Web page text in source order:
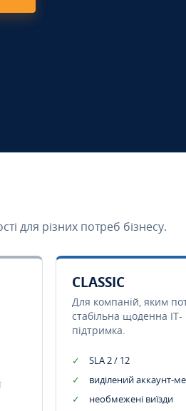
для різних потреб бізнесу.
CLASSIC
Для компаній, яким
стабільна щоденна IT-
підтримка.
SLA 2 / 12
виділений аккаунт-
необмежені виїзди